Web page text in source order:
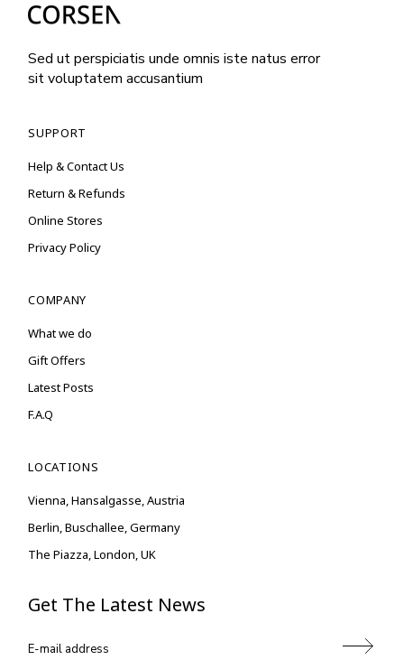
Sed ut perspiciatis unde omnis iste natus error
sit voluptatem accusantium
SUPPORT
Help & Contact Us
Return & Refunds
Online Stores
Privacy Policy
COMPANY
What we do
Gift Offers
Latest Posts
F.A.Q
LOCATIONS
Vienna, Hansalgasse, Austria
Berlin, Buschallee, Germany
The Piazza, London, UK
Get The Latest News